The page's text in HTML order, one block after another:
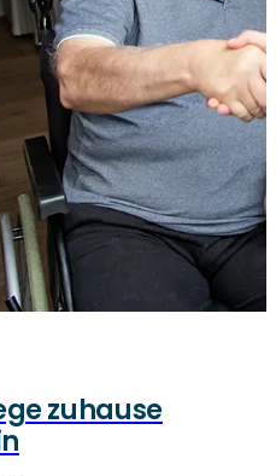
zuhause